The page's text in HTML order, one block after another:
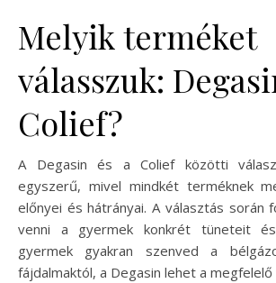
Melyik terméket
válasszuk:
Colief?
A Degasin és a Colief közötti
egyszerű, mivel mindkét terméknek
előnyei és hátrányai. A választás során
venni a gyermek konkrét tüneteit
gyermek gyakran szenved a
fájdalmaktól, a Degasin lehet a